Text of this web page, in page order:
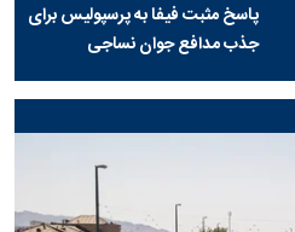
پاسخ مثبت فیفا به پرسپولیس برای
جذب مدافع جوان نساجی